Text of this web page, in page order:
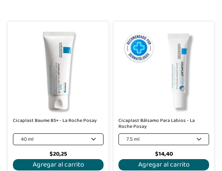
Cicaplast Baume B5+ - La Roche Posay
40 ml
$20,25
Agregar al carrito
Cicaplast Bálsamo Para Labios - La
Roche Posay
7.5 ml
$14,40
Agregar al carrito